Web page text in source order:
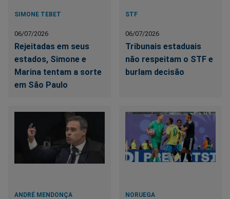
SIMONE TEBET
06/07/2026
Rejeitadas em seus
estados, Simone e
Marina tentam a sorte
em São Paulo
STF
06/07/2026
Tribunais estaduais
não respeitam o STF e
burlam decisão
ANDRÉ MENDONÇA NORUEGA